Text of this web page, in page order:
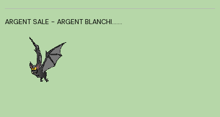
ARGENT SALE - ARGENT BLANCHI.......